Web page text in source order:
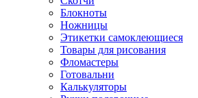
Блокноты
Ножницы
Этикетки самоклеющиеся
Товары для рисования
Фломастеры
Готовальни
Калькуляторы